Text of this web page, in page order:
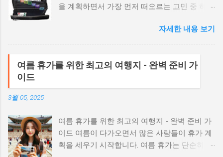
을 계획하면서 가장 먼저 떠오르는 고민 중 하나
리한 환율로 베트남 동(VND)을 확보할 수 있을
까요? 환전 시에는 환율뿐만 아니라 수수료까지
환전하는 방법을 찾을 수 있습니다. 오늘은 베트
전 방법들을 비교 분석하고, 가장 저렴하게 환전
선택지 중에서 여러분에게 가장 유리한 방법을
찾아 똑똑한 베트남 여행을 준비해 보세요! 1. 한
국에서 환전하기: 편리하지만 환율은 꼼꼼히 비
자세한 내용 보기
여름 휴가를 위한 최고의 여행지 - 완벽 준비 가
이드
3월 05, 2025
여름 휴가를 위한 최고의 여행지 - 완벽 준비 가
이드 여름이 다가오면서 많은 사람들이 휴가 계
획을 세우기 시작합니다. 여름 휴가는 단순히 휴